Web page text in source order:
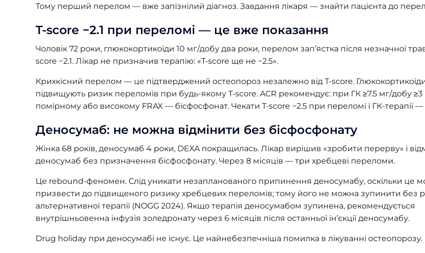
Тому перший перелом — вже запізнілий діагноз. Завдання лікаря — знайти пацієнта до
T-score −2.1 при переломі — це вже показання
Чоловік 72 роки, глюкокортикоїди 10 мг/добу два роки, перелом зап’ястка після незначної
score −2.1. Лікар не призначив терапію: «T-score ще не −2.5».
Крихкісний перелом — це підтверджений остеопороз незалежно від T-score.
підвищують ризик переломів при будь-якому T-score. ACR рекомендує: при ГК ≥7.5 мг/добу ≥3
помірному або високому FRAX — бісфосфонат. Чекати T-score −2.5 при переломі і ГК-терапії
Деносумаб: не можна відмінити без бісфосфонату
Жінка 68 років, деносумаб 4 роки, DEXA покращилась. Лікар вирішив «зробити перерву» і
деносумаб без призначення бісфосфонату. Через 8 місяців — три хребцеві переломи.
Це rebound-феномен. Слід уникати незапланованого припинення деносумабу, оскільки це
призвести до підвищеного ризику хребцевих переломів; тому його не можна зупинити без
альтернативної терапії (NOGG 2024). Якщо терапія деносумабом зупинена, рекомендується
внутрішньовенна інфузія золедронату через 6 місяців після останньої ін’єкції деносумабу.
Drug holiday при деносумабі не існує. Це найнебезпечніша помилка в лікуванні остеопорозу.